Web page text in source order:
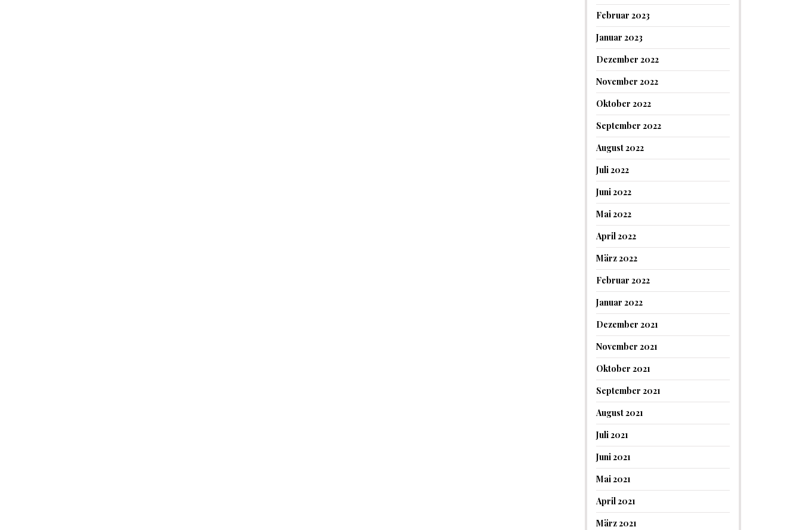
Februar 2023
Januar 2023
Dezember 2022
November 2022
Oktober 2022
September 2022
August 2022
Juli 2022
Juni 2022
Mai 2022
April 2022
März 2022
Februar 2022
Januar 2022
Dezember 2021
November 2021
Oktober 2021
September 2021
August 2021
Juli 2021
Juni 2021
Mai 2021
April 2021
März 2021